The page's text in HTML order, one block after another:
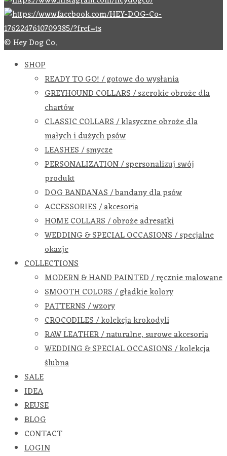
© Hey Dog Co.
SHOP
READY TO GO! / gotowe do wysłania
GREYHOUND COLLARS / szerokie obroże dla
chartów
CLASSIC COLLARS / klasyczne obroże dla
małych i dużych psów
LEASHES / smycze
PERSONALIZATION / spersonalizuj swój
produkt
DOG BANDANAS / bandany dla psów
ACCESSORIES / akcesoria
HOME COLLARS / obroże adresatki
WEDDING & SPECIAL OCCASIONS / specjalne
okazje
COLLECTIONS
MODERN & HAND PAINTED / ręcznie malowane
SMOOTH COLORS / gładkie kolory
PATTERNS / wzory
CROCODILES / kolekcja krokodyli
RAW LEATHER / naturalne, surowe akcesoria
WEDDING & SPECIAL OCCASIONS / kolekcja
ślubna
SALE
IDEA
REUSE
BLOG
CONTACT
LOGIN